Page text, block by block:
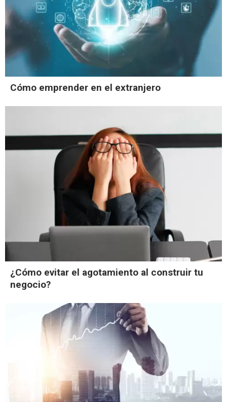
Cómo emprender en el extranjero
¿Cómo evitar el agotamiento al construir tu
negocio?